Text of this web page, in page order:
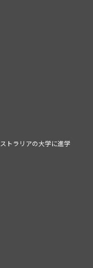
トラリアの大学に進学